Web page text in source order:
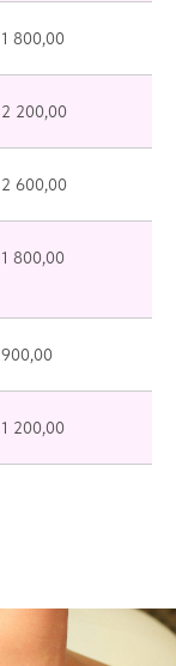
1 800,00
2 200,00
2 600,00
1 800,00
900,00
1 200,00